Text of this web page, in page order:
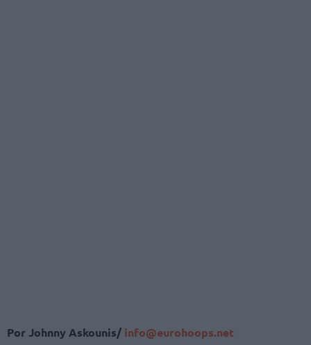
Por Johnny Askounis/ info@eurohoops.net